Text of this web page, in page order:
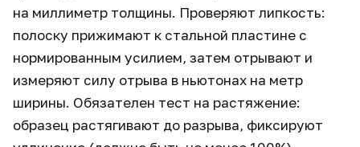
на миллиметр толщины. Проверяют липкость:
полоску прижимают к стальной пластине с
нормированным усилием, затем отрывают и
измеряют силу отрыва в ньютонах на метр
ширины. Обязателен тест на растяжение:
образец растягивают до разрыва, фиксируют